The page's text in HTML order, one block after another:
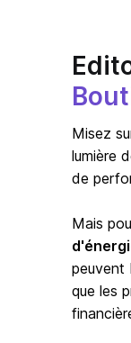
Misez
lumière
de
Mais
peuvent
que les